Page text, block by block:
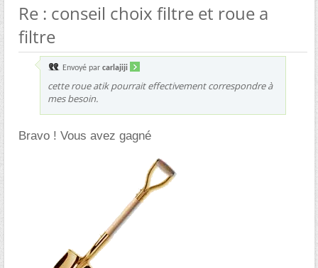
Re : conseil choix filtre et roue a
filtre
Envoyé par carlajiji
cette roue atik pourrait effectivement correspondre à
mes besoin.
Bravo ! Vous avez gagné